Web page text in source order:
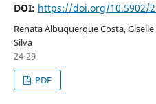
DOI: https://doi.org/10.5902/
Renata Albuquerque Costa,
Silva
24-29
PDF